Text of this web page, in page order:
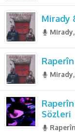
Mirady
Sözleri